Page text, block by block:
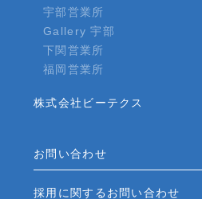
宇部営業所
Gallery 宇部
下関営業所
福岡営業所
株式会社ビーテクス
お問い合わせ
採用に関するお問い合わせ